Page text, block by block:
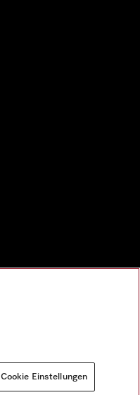
Cookie Einstellungen